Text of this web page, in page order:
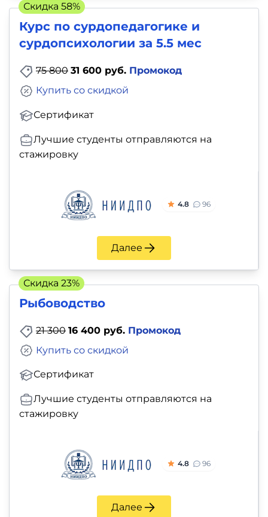
Курс по сурдопедагогике и
сурдопсихологии за 5.5 мес
75 800 31 600 руб. Промокод
Сертификат
Купить со скидкой
Лучшие студенты отправляются на
стажировку
4.8 96
Далее
Скидка 58%
Рыбоводство
21 300 16 400 руб. Промокод
Сертификат
Купить со скидкой
Лучшие студенты отправляются на
стажировку
4.8 96
Далее
Скидка 23%